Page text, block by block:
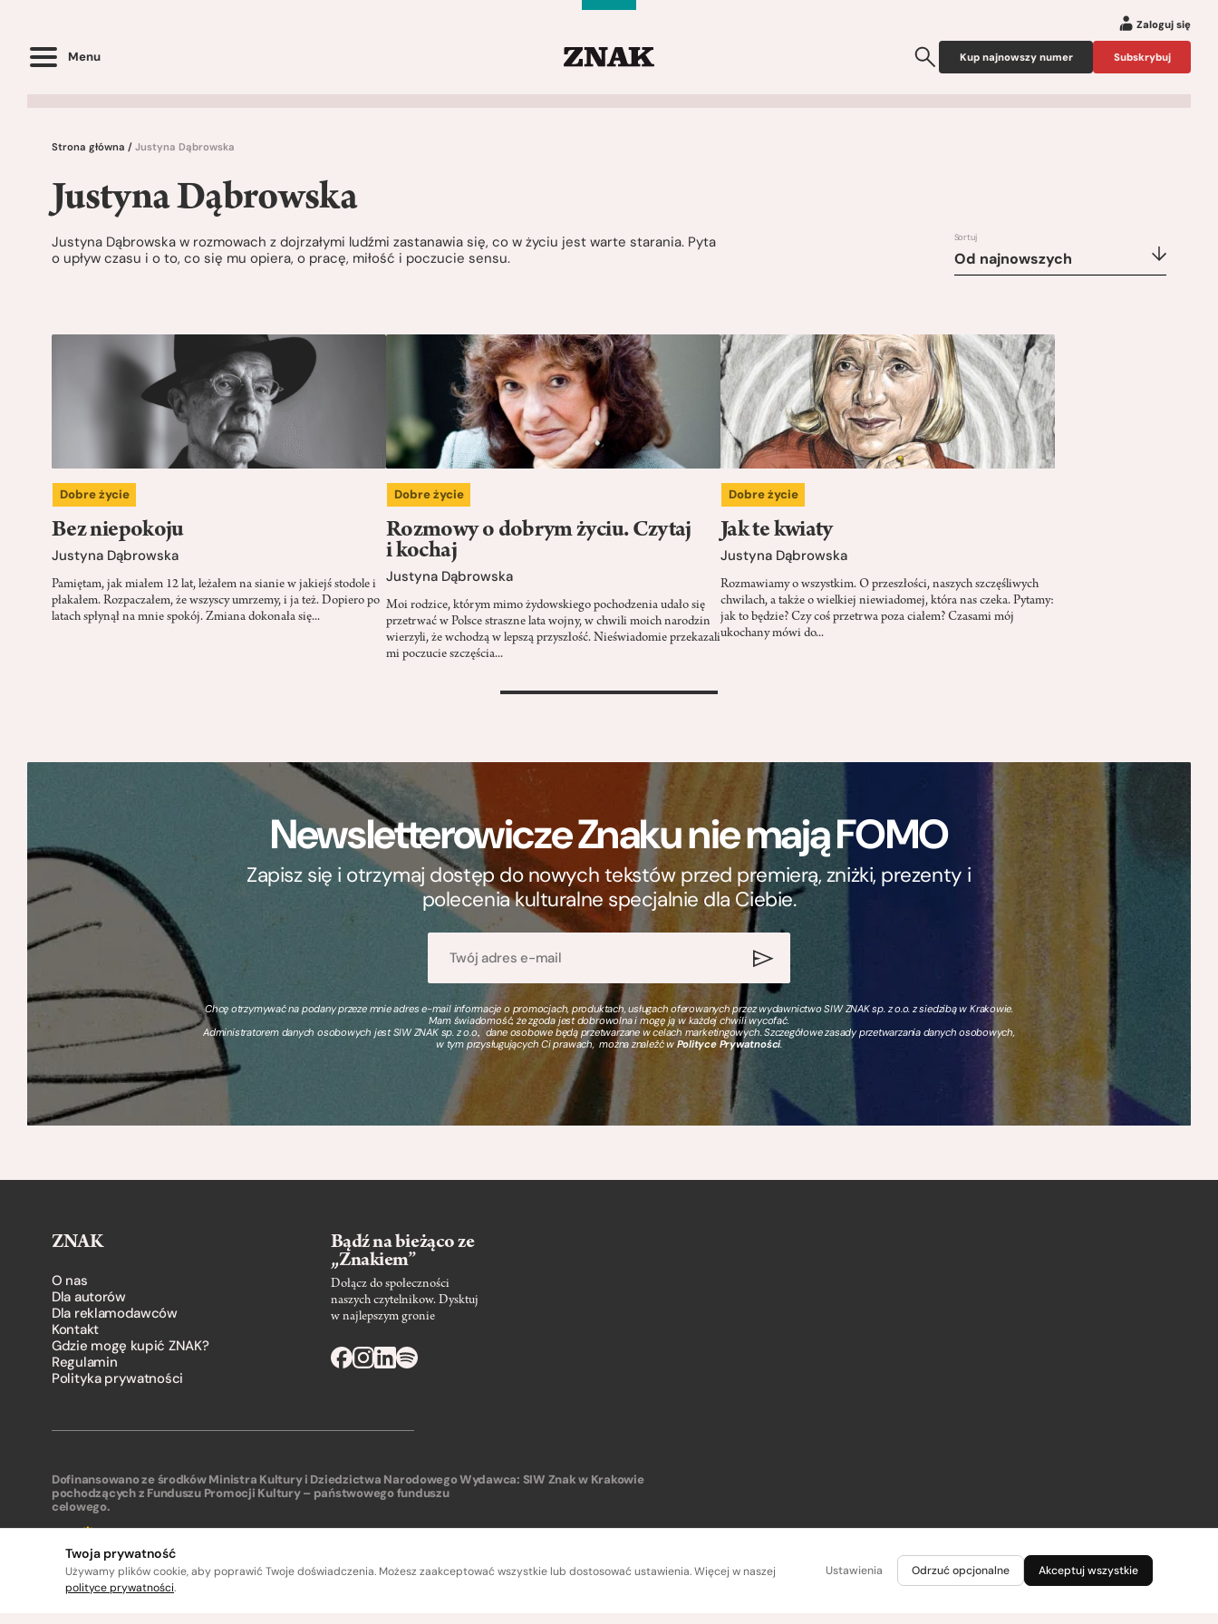
Menu
Zaloguj się
Kup najnowszy numer Subskrybuj
Strona główna / Justyna Dąbrowska
Justyna Dąbrowska
Justyna Dąbrowska w rozmowach z dojrzałymi ludźmi zastanawia się, co w życiu jest warte starania. Pyta
o upływ czasu i o to, co się mu opiera, o pracę, miłość i poczucie sensu.
Sortuj
Od najnowszych
Dobre życie
Bez niepokoju
Justyna Dąbrowska
Pamiętam, jak miałem 12 lat, leżałem na sianie w jakiejś stodole i
płakałem. Rozpaczałem, że wszyscy umrzemy, i ja też. Dopiero po
latach spłynął na mnie spokój. Zmiana dokonała się...
Dobre życie
Rozmowy o dobrym życiu. Czytaj
i kochaj
Justyna Dąbrowska
Moi rodzice, którym mimo żydowskiego pochodzenia udało się
przetrwać w Polsce straszne lata wojny, w chwili moich narodzin
wierzyli, że wchodzą w lepszą przyszłość. Nieświadomie przekazali
mi poczucie szczęścia...
Dobre życie
Jak te kwiaty
Justyna Dąbrowska
Rozmawiamy o wszystkim. O przeszłości, naszych szczęśliwych
chwilach, a także o wielkiej niewiadomej, która nas czeka. Pytamy:
jak to będzie? Czy coś przetrwa poza ciałem? Czasami mój
ukochany mówi do...
>
Newsletterowicze Znaku nie mają FOMO
Zapisz się i otrzymaj dostęp do nowych tekstów przed premierą, zniżki, prezenty i
polecenia kulturalne specjalnie dla Ciebie.
Chcę otrzymywać na podany przeze mnie adres e-mail informacje o promocjach, produktach, usługach oferowanych przez wydawnictwo SIW ZNAK sp. z o.o. z siedzibą w Krakowie.
Mam świadomość, że zgoda jest dobrowolna i mogę ją w każdej chwili wycofać.
Administratorem danych osobowych jest SIW ZNAK sp. z o.o., dane osobowe będą przetwarzane w celach marketingowych. Szczegółowe zasady przetwarzania danych osobowych,
w tym przysługujących Ci prawach, można znaleźć wPolityce Prywatności.
ZNAK
O nas
Dla autorów
Dla reklamodawców
Kontakt
Gdzie mogę kupić ZNAK?
Regulamin
Polityka prywatności
Bądź na bieżąco ze
„Znakiem”
Dołącz do społeczności
naszych czytelnikow. Dysktuj
w najlepszym gronie
Dofinansowano ze środków Ministra Kultury i Dziedzictwa Narodowego
pochodzących z Funduszu Promocji Kultury – państwowego funduszu
celowego.
Wydawca: SIW Znak w Krakowie
Twoja prywatność
Używamy plików cookie, aby poprawić Twoje doświadczenia. Możesz zaakceptować wszystkie lub dostosować ustawienia. Więcej w naszej
polityce prywatności.
Ustawienia Odrzuć opcjonalne Akceptuj wszystkie